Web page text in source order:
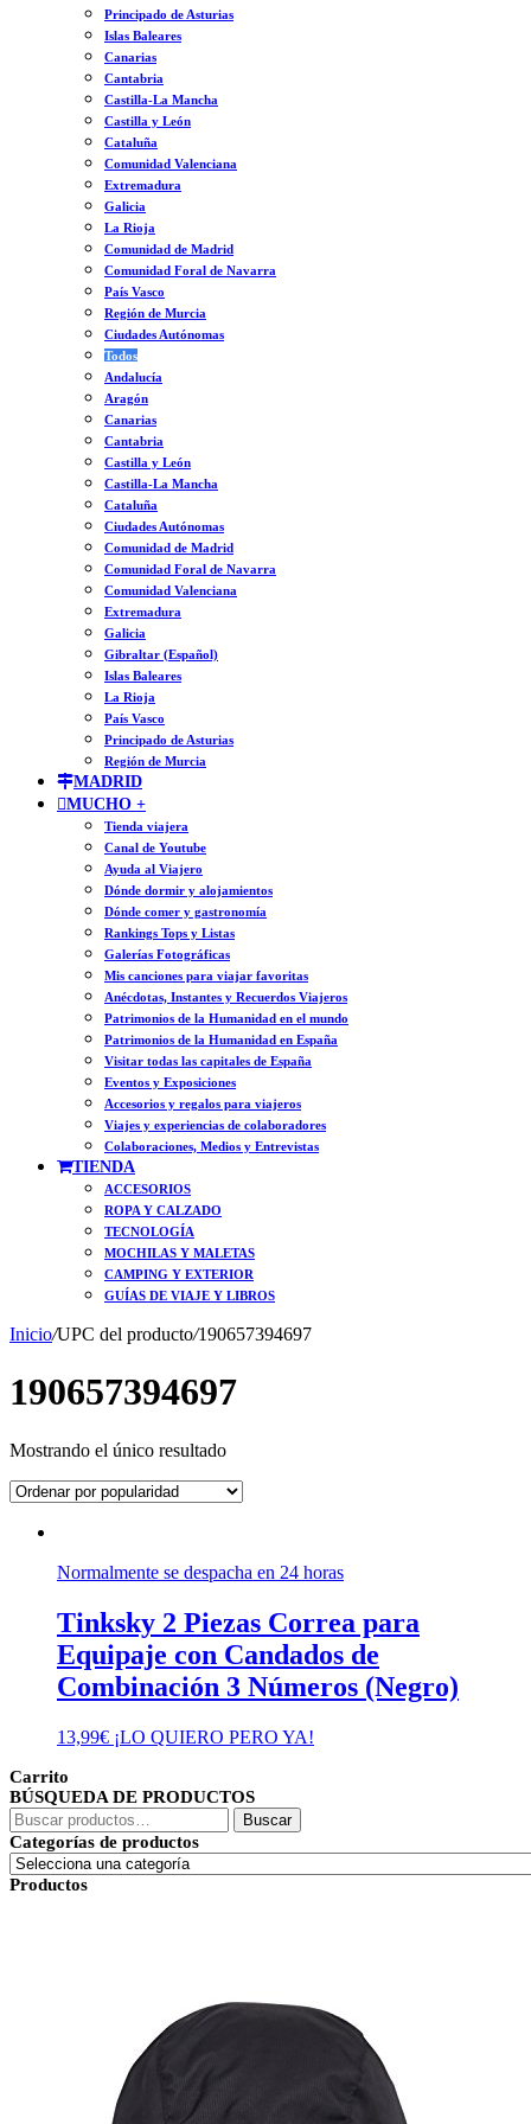
Principado de Asturias
Islas Baleares
Canarias
Cantabria
Castilla-La Mancha
Castilla y León
Cataluña
Comunidad Valenciana
Extremadura
Galicia
La Rioja
Comunidad de Madrid
Comunidad Foral de Navarra
País Vasco
Región de Murcia
Ciudades Autónomas
Todos
Andalucía
Aragón
Canarias
Cantabria
Castilla y León
Castilla-La Mancha
Cataluña
Ciudades Autónomas
Comunidad de Madrid
Comunidad Foral de Navarra
Comunidad Valenciana
Extremadura
Galicia
Gibraltar (Español)
Islas Baleares
La Rioja
País Vasco
Principado de Asturias
Región de Murcia
MADRID
MUCHO +
Tienda viajera
Canal de Youtube
Ayuda al Viajero
Dónde dormir y alojamientos
Dónde comer y gastronomía
Rankings Tops y Listas
Galerías Fotográficas
Mis canciones para viajar favoritas
Anécdotas, Instantes y Recuerdos Viajeros
Patrimonios de la Humanidad en el mundo
Patrimonios de la Humanidad en España
Visitar todas las capitales de España
Eventos y Exposiciones
Accesorios y regalos para viajeros
Viajes y experiencias de colaboradores
Colaboraciones, Medios y Entrevistas
TIENDA
ACCESORIOS
ROPA Y CALZADO
TECNOLOGÍA
MOCHILAS Y MALETAS
CAMPING Y EXTERIOR
GUÍAS DE VIAJE Y LIBROS
Inicio/UPC del producto/190657394697
190657394697
Mostrando el único resultado
Normalmente se despacha en 24 horas
Tinksky 2 Piezas Correa para
Equipaje con Candados de
Combinación 3 Números (Negro)
13,99€ ¡LO QUIERO PERO YA!
Carrito
BÚSQUEDA DE PRODUCTOS
Buscar
por:
Buscar
Categorías de productos
Productos